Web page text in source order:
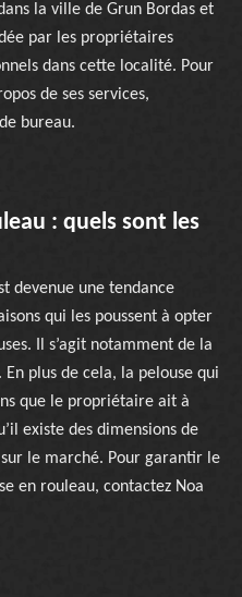
la ville de Grun Bordas et
par les propriétaires
dans cette localité. Pour
de ses services,
bureau.
: quels sont les
devenue une tendance
qui les poussent à opter
Il s’agit notamment de la
plus de cela, la pelouse qui
que le propriétaire ait à
existe des dimensions de
sur le marché. Pour garantir le
en rouleau, contactez Noa